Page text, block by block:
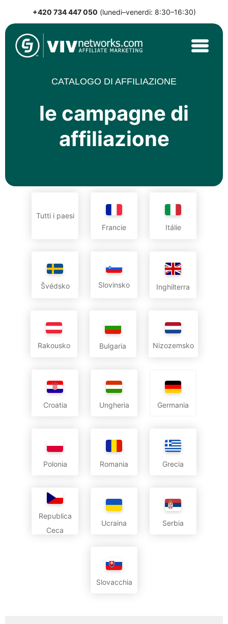
to
content
+420 734 447 050 (lunedi–venerdi: 8:30–16:30)
VIVnetworks.com
Nejvýkonnější affiliate síť v CEE
CATALOGO DI AFFILIAZIONE
le campagne di
affiliazione
Tutti i paesi
Francie
Itálie
Švédsko Slovinsko Inghilterra
Rakousko Bulgaria Nizozemsko
Croatia Ungheria Germania
Polonia Romania Grecia
Republica
Ceca
Ucraina Serbia
Slovacchia